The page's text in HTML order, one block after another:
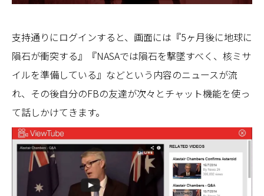
支持通りにログインすると、画面には『5ヶ月後に地球に
隕石が衝突する』『NASAでは隕石を撃墜すべく、核ミサ
イルを準備している』などという内容のニュースが流
れ、その後自分のFBの友達が次々とチャット機能を使っ
て話しかけてきます。